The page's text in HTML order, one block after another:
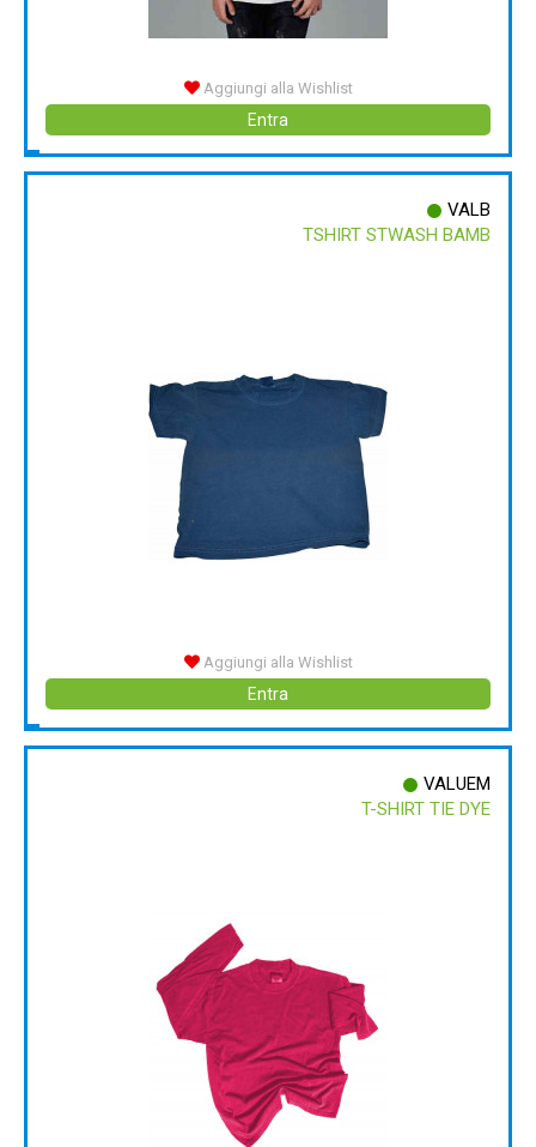
Aggiungi alla Wishlist
Entra
VALB
TSHIRT STWASH BAMB
Aggiungi alla Wishlist
Entra
VALUEM
T-SHIRT TIE DYE